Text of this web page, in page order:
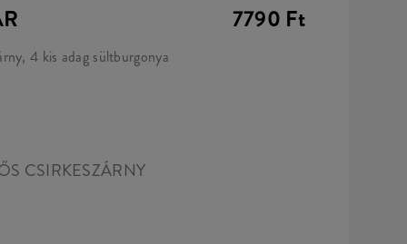
7790 Ft
4 kis adag sültburgonya
CSIRKESZÁRNY